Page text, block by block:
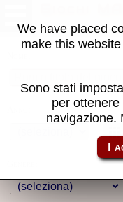
Giochi
We have placed
make this
Sono stati
per
navigazione.